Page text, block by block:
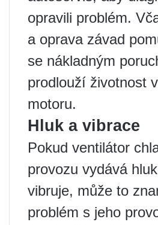
opravili problém.
a oprava závad
se nákladným
prodlouží životnost
motoru.
Hluk a vibrace
Pokud ventilátor
provozu vydává
vibruje, může to
problém s jeho